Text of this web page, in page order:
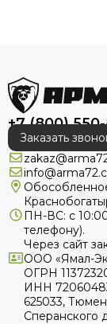
+7 (800)
Заказать
ПН-ВС: с
телефону).
Через сайт
ООО «Ямал-
ОГРН
ИНН
625033,
Сперанского